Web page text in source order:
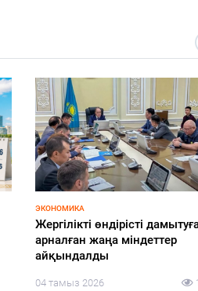
ЭКОНОМИКА
Жергілікті өндірісті
арналған жаңа міндеттер
айқындалды
04 тамыз 2026